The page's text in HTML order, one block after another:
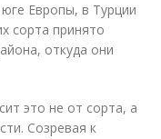
Европы, в Турции
сорта принято
откуда они
это не от сорта, а
Созревая к